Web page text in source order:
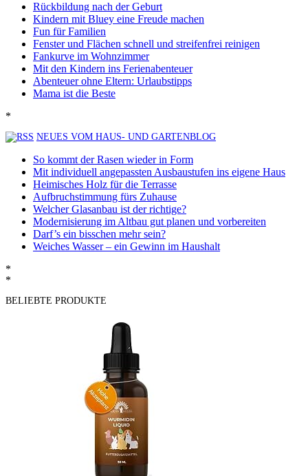
Rückbildung nach der Geburt
Kindern mit Bluey eine Freude machen
Fun für Familien
Fenster und Flächen schnell und streifenfrei reinigen
Fankurve im Wohnzimmer
Mit den Kindern ins Ferienabenteuer
Abenteuer ohne Eltern: Urlaubstipps
Mama ist die Beste
*
NEUES VOM HAUS- UND GARTENBLOG
So kommt der Rasen wieder in Form
Mit individuell angepassten Ausbaustufen ins eigene Haus
Heimisches Holz für die Terrasse
Aufbruchstimmung fürs Zuhause
Welcher Glasanbau ist der richtige?
Modernisierung im Altbau gut planen und vorbereiten
Darf’s ein bisschen mehr sein?
Weiches Wasser – ein Gewinn im Haushalt
*
*
BELIEBTE PRODUKTE